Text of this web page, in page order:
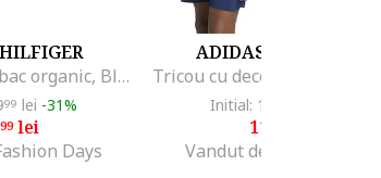
Tricou din bumbac organic, Bleumarin
99 lei -31%
99lei
Days
ADIDAS ORIGINALS
Initial: 158
119
Vandut de Fashion Days